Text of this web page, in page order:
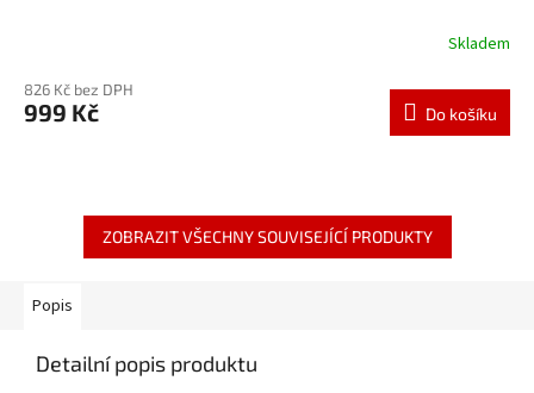
Skladem
826 Kč bez DPH
999 Kč Do košíku
ZOBRAZIT VŠECHNY SOUVISEJÍCÍ PRODUKTY
Popis
Detailní popis produktu